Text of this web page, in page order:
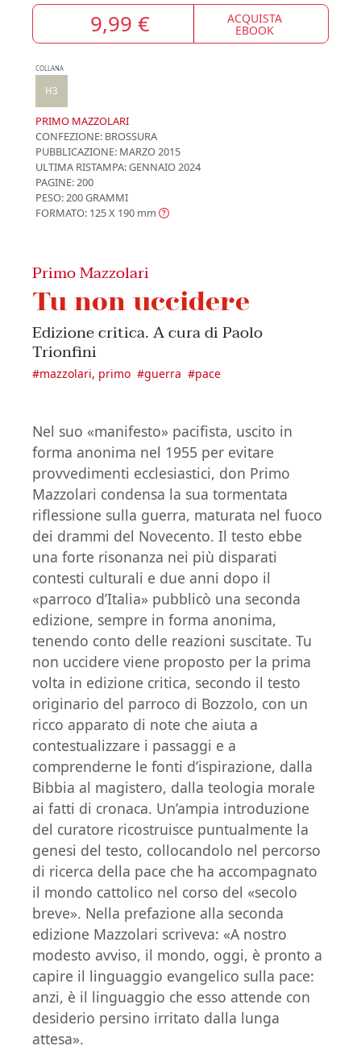
9,99 € ACQUISTA
EBOOK
COLLANA
H3
PRIMO MAZZOLARI
CONFEZIONE: BROSSURA
PUBBLICAZIONE: MARZO 2015
ULTIMA RISTAMPA:GENNAIO 2024
PAGINE: 200
PESO: 200 GRAMMI
FORMATO: 125 X 190 mm
Primo Mazzolari
Tu non uccidere
Edizione critica. A cura di Paolo
Trionfini
#mazzolari, primo #guerra #pace
Nel suo «manifesto» pacifista, uscito in
forma anonima nel 1955 per evitare
provvedimenti ecclesiastici, don Primo
Mazzolari condensa la sua tormentata
riflessione sulla guerra, maturata nel fuoco
dei drammi del Novecento. Il testo ebbe
una forte risonanza nei più disparati
contesti culturali e due anni dopo il
«parroco d’Italia» pubblicò una seconda
edizione, sempre in forma anonima,
tenendo conto delle reazioni suscitate. Tu
non uccidere viene proposto per la prima
volta in edizione critica, secondo il testo
originario del parroco di Bozzolo, con un
ricco apparato di note che aiuta a
contestualizzare i passaggi e a
comprenderne le fonti d’ispirazione, dalla
Bibbia al magistero, dalla teologia morale
ai fatti di cronaca. Un’ampia introduzione
del curatore ricostruisce puntualmente la
genesi del testo, collocandolo nel percorso
di ricerca della pace che ha accompagnato
il mondo cattolico nel corso del «secolo
breve». Nella prefazione alla seconda
edizione Mazzolari scriveva: «A nostro
modesto avviso, il mondo, oggi, è pronto a
capire il linguaggio evangelico sulla pace:
anzi, è il linguaggio che esso attende con
desiderio persino irritato dalla lunga
attesa».